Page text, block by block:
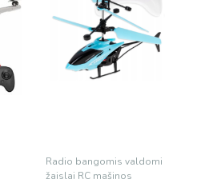
Radio bangomis valdomi
žaislai RC mašinos